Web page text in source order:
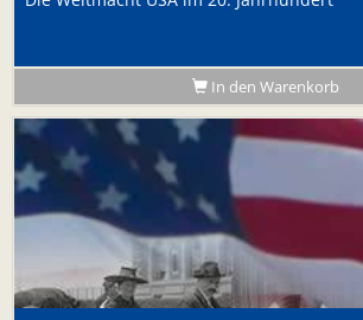
In den Warenkorb